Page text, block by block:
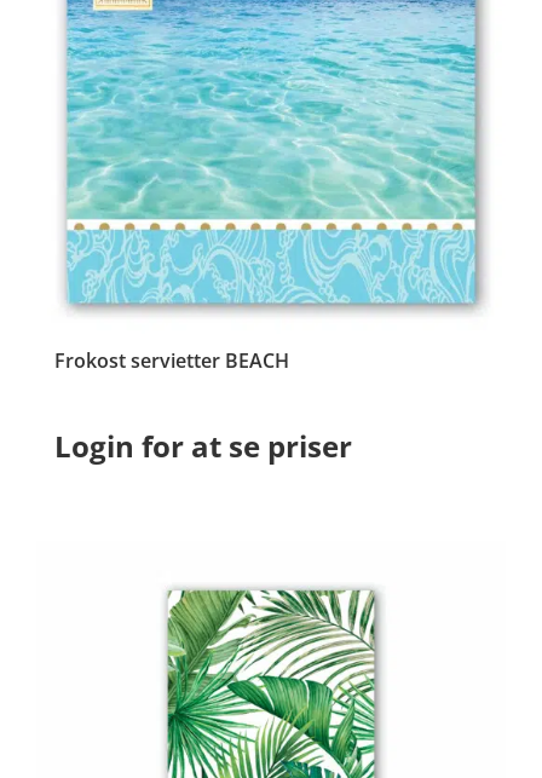
Frokost servietter BEACH
Login for at se priser